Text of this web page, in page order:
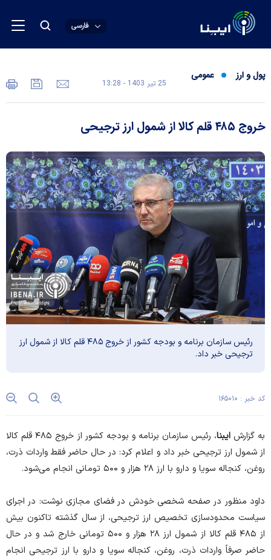
فارسی
پول و ارز عمومی
25 تير 1403 - 13:28
خروج ۴۸۵ قلم کالا از شمول ارز ترجیحی
رئیس سازمان برنامه و بودجه کشور از خروج ۴۸۵ قلم کالا از شمول ارز
ترجیحی خبر داد.
کد خبر : ۱۶۵۰۱۰
به گزارشایبنا
، رئیس سازمان برنامه و بودجه کشور از خروج ۴۸۵ قلم کالا
از شمول ارز ترجیحی خبر داد و اعلام کرد: در حال حاضر فقط واردات ذرت،
روغن، کنجاله سویا و دارو با ارز ۲۸ هزار و ۵۰۰ تومانی انجام می‌شود.
داود منظور در صفحه شخصی خودش در فضای مجازی نوشت: در اجرای
سیاست محدودسازی تخصیص ارز ترجیحی، از سال گذشته تاکنون بیش
از ۴۸۵ قلم کالا از شمول ارز ۲۸ هزار و ۵۰۰ تومانی خارج شد و در حال
حاضر صرفاً واردات ذرت، روغن، کنجاله سویا و دارو با ارز ترجیحی انجام